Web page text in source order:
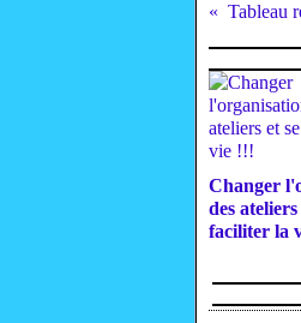
Tableau
Changer
des ateliers
faciliter la